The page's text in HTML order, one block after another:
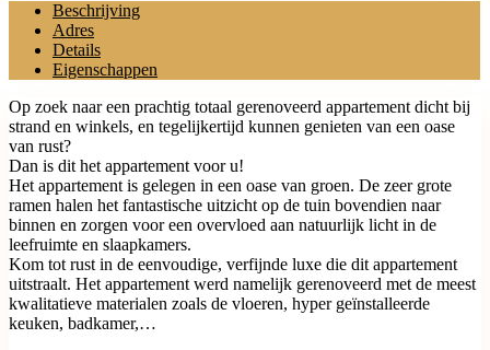
Beschrijving
Adres
Details
Eigenschappen
Op zoek naar een prachtig totaal gerenoveerd appartement dicht bij
strand en winkels, en tegelijkertijd kunnen genieten van een oase
van rust?
Dan is dit het appartement voor u!
Het appartement is gelegen in een oase van groen. De zeer grote
ramen halen het fantastische uitzicht op de tuin bovendien naar
binnen en zorgen voor een overvloed aan natuurlijk licht in de
leefruimte en slaapkamers.
Kom tot rust in de eenvoudige, verfijnde luxe die dit appartement
uitstraalt. Het appartement werd namelijk gerenoveerd met de meest
kwalitatieve materialen zoals de vloeren, hyper geïnstalleerde
keuken, badkamer,…